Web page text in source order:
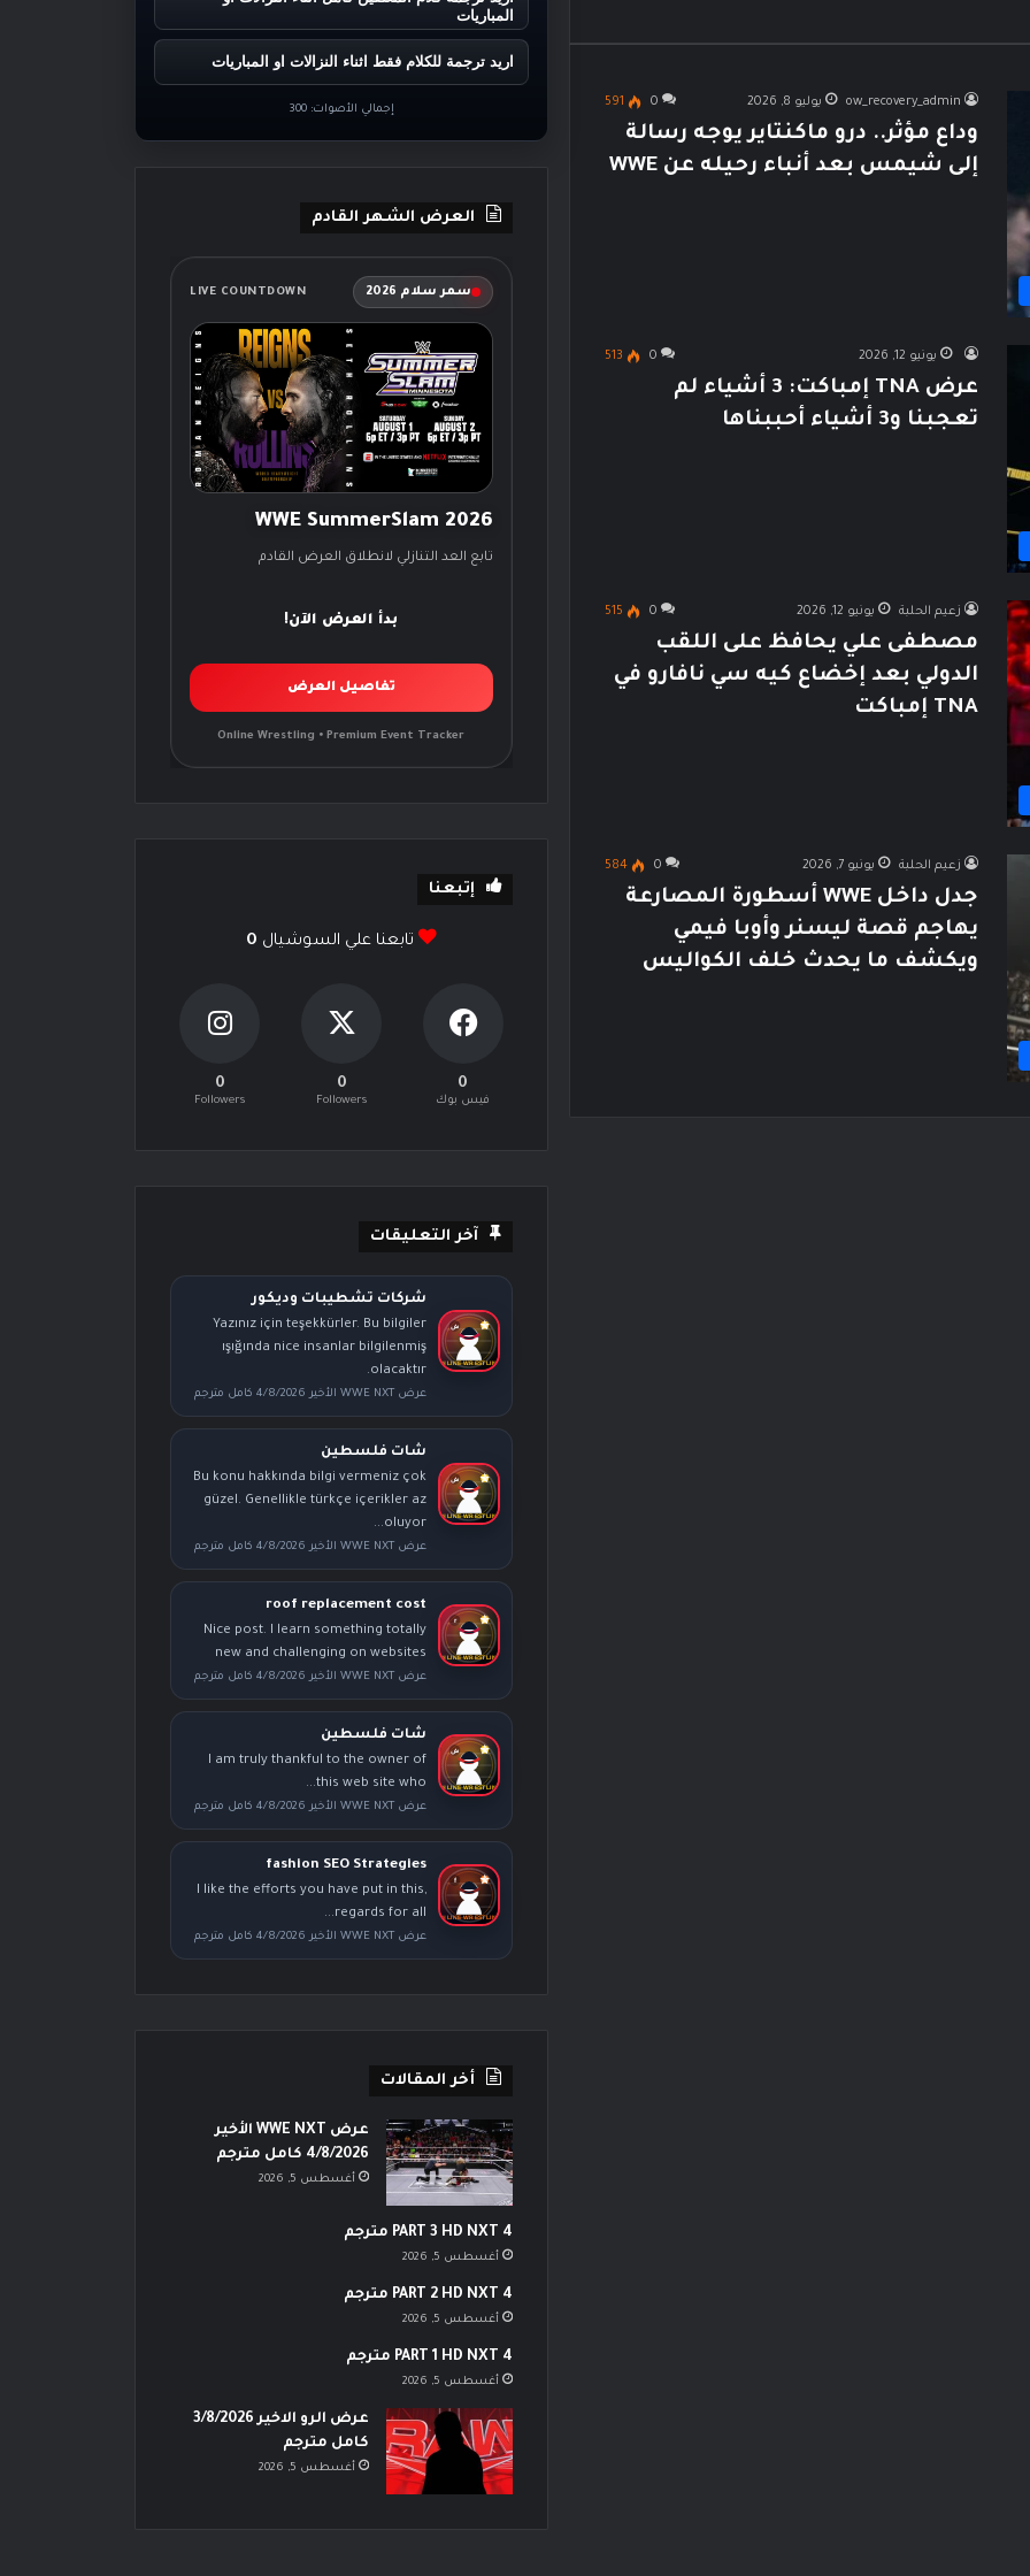
ow_recovery_admin يوليو 8, 2026 0
591
وداع مؤثر.. درو ماكنتاير يوجه رسالة
إلى شيمس بعد أنباء رحيله عن WWE
يونيو 12, 2026 0
513
عرض TNA إمباكت: 3 أشياء لم
تعجبنا و3 أشياء أحببناها
زعيم الحلبة يونيو 12, 2026 0
515
مصطفى علي يحافظ على اللقب
الدولي بعد إخضاع كيه سي نافارو في
TNA إمباكت
زعيم الحلبة يونيو 7, 2026 0
584
جدل داخل WWE أسطورة المصارعة
يهاجم قصة ليسنر وأوبا فيمي
ويكشف ما يحدث خلف الكواليس
المباريات
اريد ترجمة للكلام فقط اثناء النزالات او المباريات
إجمالي الأصوات:300
العرض الشهر القادم
سمر سلام 2026 LIVE COUNTDOWN
WWE SummerSlam 2026
تابع العد التنازلي لانطلاق العرض القادم
بدأ العرض الآن!
تفاصيل العرض
Online Wrestling • Premium Event Tracker
إتبعنا
تابعنا علي السوشيال 0
0
فيس بوك
0
Followers
0
Followers
آخر التعليقات
شركات تشطيبات وديكور
Yazınız için teşekkürler. Bu bilgiler
ışığında nice insanlar bilgilenmiş
olacaktır.
عرض WWE NXT الأخير 4/8/2026 كامل مترجم
شات فلسطين
Bu konu hakkında bilgi vermeniz çok
güzel. Genellikle türkçe içerikler az
oluyor...
عرض WWE NXT الأخير 4/8/2026 كامل مترجم
roof replacement cost
Nice post. I learn something totally
new and challenging on websites
عرض WWE NXT الأخير 4/8/2026 كامل مترجم
شات فلسطين
I am truly thankful to the owner of
this web site who...
عرض WWE NXT الأخير 4/8/2026 كامل مترجم
fashion SEO Strategies
I like the efforts you have put in this,
regards for all...
عرض WWE NXT الأخير 4/8/2026 كامل مترجم
أخر المقالات
عرض WWE NXT الأخير
4/8/2026 كامل مترجم
أغسطس 5, 2026
PART 3 HD NXT 4 مترجم
أغسطس 5, 2026
PART 2 HD NXT 4 مترجم
أغسطس 5, 2026
PART 1 HD NXT 4 مترجم
أغسطس 5, 2026
عرض الرو الاخير 3/8/2026
كامل مترجم
أغسطس 5, 2026